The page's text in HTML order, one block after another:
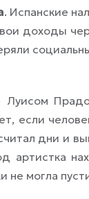
. Испанские
доходы
если
дни и
артистка
не могла